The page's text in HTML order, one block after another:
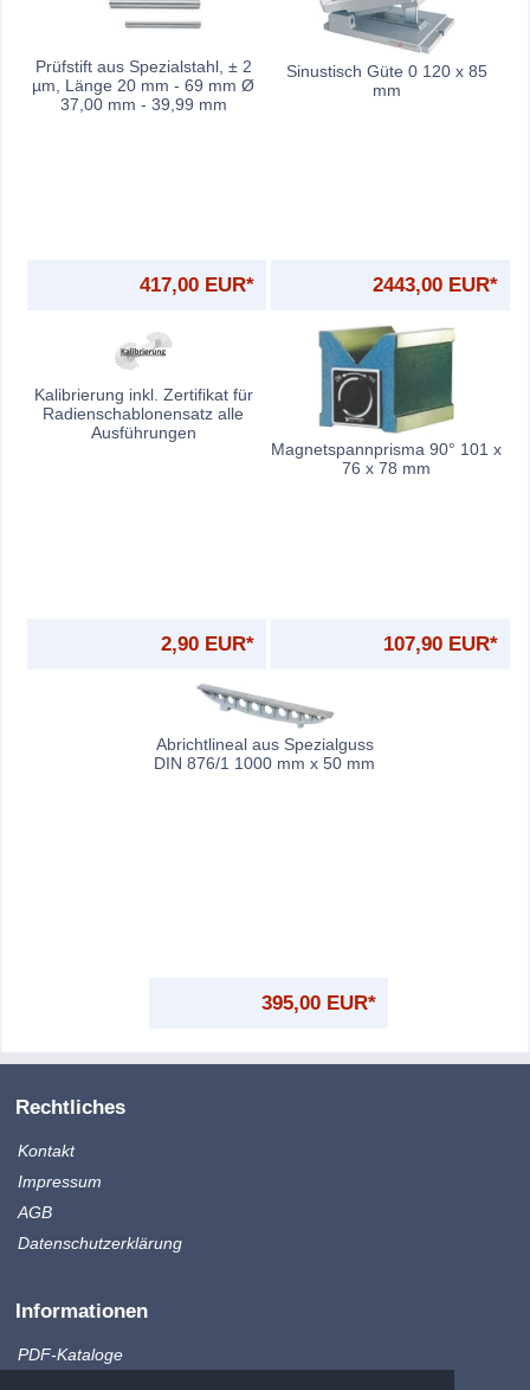
Prüfstift aus Spezialstahl, ± 2
µm, Länge 20 mm - 69 mm Ø
37,00 mm - 39,99 mm
417,00 EUR*
Sinustisch Güte 0 120 x 85
mm
2443,00 EUR*
Kalibrierung inkl. Zertifikat für
Radienschablonensatz alle
Ausführungen
2,90 EUR*
Magnetspannprisma 90° 101 x
76 x 78 mm
107,90 EUR*
Abrichtlineal aus Spezialguss
DIN 876/1 1000 mm x 50 mm
395,00 EUR*
Rechtliches
Kontakt
Impressum
AGB
Datenschutzerklärung
Informationen
PDF-Kataloge